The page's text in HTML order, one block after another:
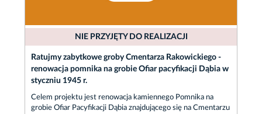
NIE PRZYJĘTY DO REALIZACJI
Ratujmy zabytkowe groby Cmentarza Rakowickiego -
renowacja pomnika na grobie Ofiar pacyfikacji Dąbia w
styczniu 1945 r.
Celem projektu jest renowacja kamiennego Pomnika na
grobie Ofiar Pacyfikacji Dąbia znajdującego się na Cmentarzu